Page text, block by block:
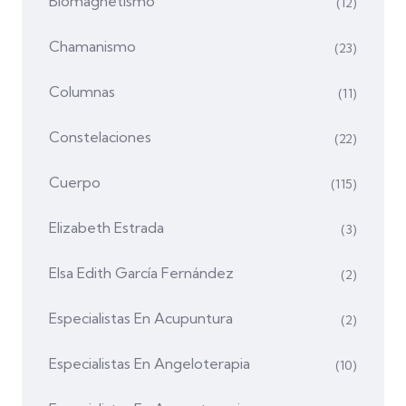
Chamanismo (23)
Columnas (11)
Constelaciones (22)
Cuerpo (115)
Elizabeth Estrada (3)
Elsa Edith García Fernández (2)
Especialistas En Acupuntura (2)
Especialistas En Angeloterapia (10)